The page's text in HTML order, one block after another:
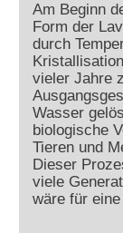
Am Beginn
Form der
durch
vieler Jahre
Wasser
biologische
Tieren und
Dieser
viele
wäre für